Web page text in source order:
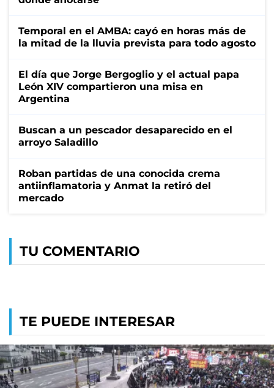
Temporal en el AMBA: cayó en horas más de
la mitad de la lluvia prevista para todo agosto
El día que Jorge Bergoglio y el actual papa
León XIV compartieron una misa en
Argentina
Buscan a un pescador desaparecido en el
arroyo Saladillo
Roban partidas de una conocida crema
antiinflamatoria y Anmat la retiró del
mercado
TU COMENTARIO
TE PUEDE INTERESAR